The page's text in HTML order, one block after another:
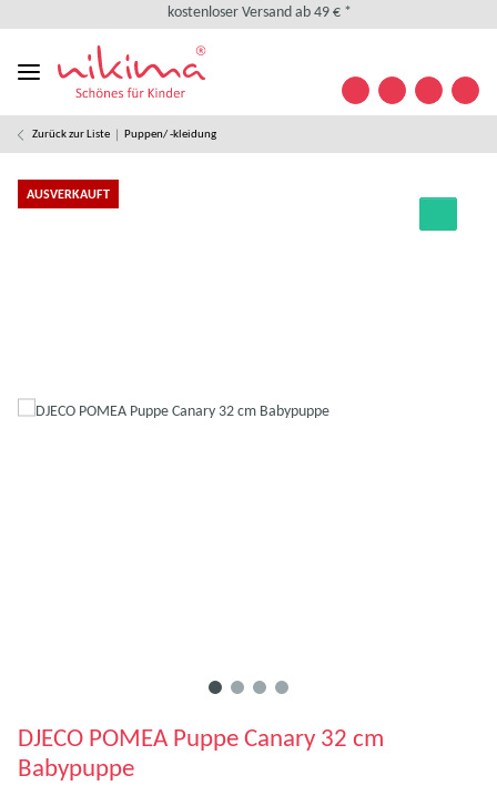
kostenloser Versand ab 49 € *
weltweiter Versand
+49 (0) 35841/ 63 32 09
Designed in Germany
Zurück zur Liste Puppen/ -kleidung
AUSVERKAUFT
DJECO POMEA Puppe Canary 32 cm
Babypuppe